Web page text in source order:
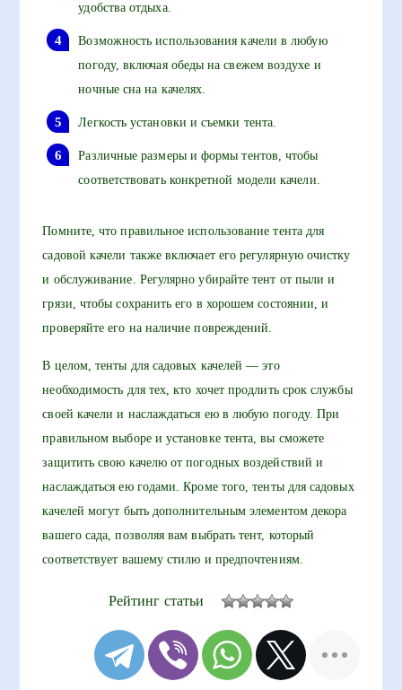
удобства отдыха.
Возможность использования качели в любую
погоду, включая обеды на свежем воздухе и
ночные сна на качелях.
Легкость установки и съемки тента.
Различные размеры и формы тентов, чтобы
соответствовать конкретной модели качели.
Помните, что правильное использование тента для
садовой качели также включает его регулярную очистку
и обслуживание. Регулярно убирайте тент от пыли и
грязи, чтобы сохранить его в хорошем состоянии, и
проверяйте его на наличие повреждений.
В целом, тенты для садовых качелей — это
необходимость для тех, кто хочет продлить срок службы
своей качели и наслаждаться ею в любую погоду. При
правильном выборе и установке тента, вы сможете
защитить свою качелю от погодных воздействий и
наслаждаться ею годами. Кроме того, тенты для садовых
качелей могут быть дополнительным элементом декора
вашего сада, позволяя вам выбрать тент, который
соответствует вашему стилю и предпочтениям.
Рейтинг статьи